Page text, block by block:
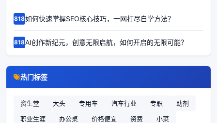
68186如何快速掌握SEO核心技巧，一网打尽自学方法？
68185AI创作新纪元，创意无限启航，如何开启的无限可能？
热门标签
资生堂 大头 专用车 汽车行业 专职
助剂
职业生涯
办公桌 价格便宜 资费
小菜